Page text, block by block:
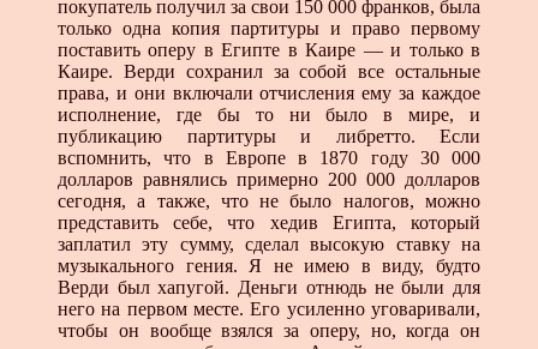
покупатель получил за свои 150 000 франков, была
только одна ко­пия партитуры и право первому
поставить оперу в Египте в Каире — и только в
Каире. Верди сохранил за собой все остальные
права, и они включали отчисления ему за каж­дое
исполнение, где бы то ни было в мире, и
публикацию партитуры и либретто. Если
вспомнить, что в Европе в 1870 году 30 000
долларов равнялись примерно 200 000 долла­ров
сегодня, а также, что не было налогов, можно
предста­вить себе, что хедив Египта, который
заплатил эту сумму, сделал высокую ставку на
музыкального гения. Я не имею в виду, будто
Верди был хапугой. Деньги отнюдь не были для
него на первом месте. Его усиленно уговаривали,
чтобы он вообще взялся за оперу, но, когда он